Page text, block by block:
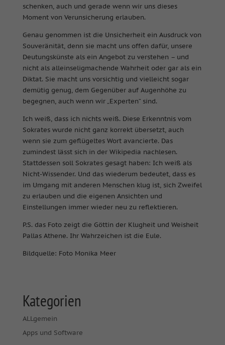
schenken, auch und gerade wenn wir uns dieses
Moment von Verunsicherung erlauben.
Genau genommen ist die Unsicherheit ein Ausdruck von
Souveränität, denn sie macht uns offen dafür, unsere
Deutungskünste als ein Angebot zu verstehen – und
nicht als alleinseligmachende Wahrheit oder gar als ein
Diktat. Sie macht uns vorsichtig und vielleicht sogar
demütig genug, dem Gegenüber auf Augenhöhe zu
begegnen, auch wenn wir „Experten“ sind.
Ich weiß, dass ich nichts weiß. Diese Erkenntnis vom
Sokrates wurde nicht ganz korrekt übersetzt, auch
wenn sie zum geflügeltes Wort avancierte. Das
zumindest lässt sich in der Wikipedia nachlesen.
Stattdessen soll Sokrates gesagt haben: Ich weiß als
Nicht-Wissender. Und das wiederum bedeutet, dass es
im Umgang mit anderen Menschen klug ist, sich Zweifel
zu erlauben und die eigenen Ansichten und
Einstellungen immer wieder neu zu reflektieren.
P.S. das Foto zeigt die Göttin der Klugheit und Weisheit
Pallas Athene. Ihr Wahrzeichen ist die Eule.
Bildquelle: Foto Monika Meer
Kategorien
ALLgemein
Apps und Software